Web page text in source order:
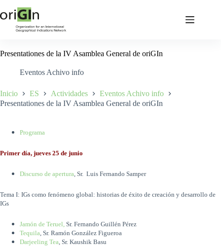
Presentationes de la IV Asamblea General de oriGIn
Eventos Achivo info
Inicio ES Actividades
Eventos Achivo info
Presentationes de la IV Asamblea General de oriGIn
Programa
Primer día, jueves 25 de junio
Discurso de apertura , Sr. Luis Fernando Samper
Tema I: IGs como fenómeno global: historias de éxito de creación y desarrollo de
IGs
Jamón de Teruel, Sr. Fernando Guillén Pérez
Tequila , Sr. Ramón González Figueroa
Darjeeling Tea , Sr. Kaushik Basu